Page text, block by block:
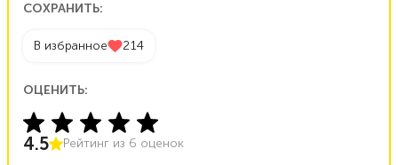
СОХРАНИТЬ:
В избранное 214
ОЦЕНИТЬ:
4.5 Рейтинг из 6 оценок